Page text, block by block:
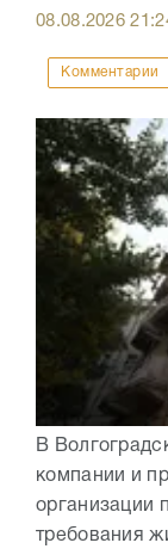
08.08.2026
Комментарии
В
компании и
организации
требования